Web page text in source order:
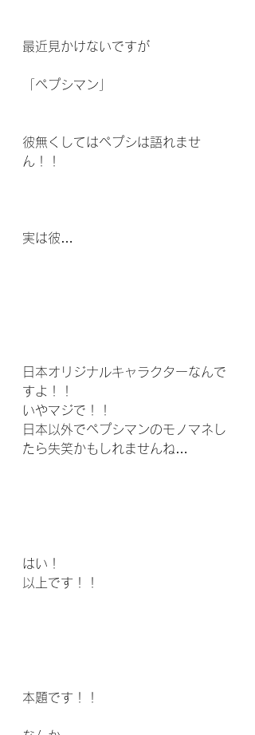
最近見かけないですが
「ペプシマン」
彼無くしてはペプシは語れませ
ん！！
実は彼…
日本オリジナルキャラクターなんで
すよ！！
いやマジで！！
日本以外でペプシマンのモノマネし
たら失笑かもしれませんね…
はい！
以上です！！
本題です！！